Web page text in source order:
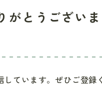
とうございま
ています。ぜひご登録